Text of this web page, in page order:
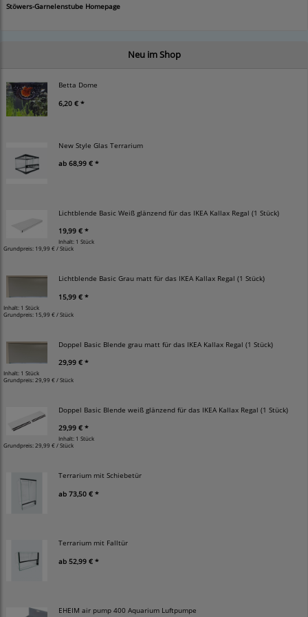
Stöwers-Garnelenstube Homepage
Neu im Shop
Betta Dome
6,20 € *
New Style Glas Terrarium
ab 68,99 € *
Lichtblende Basic Weiß glänzend für das IKEA Kallax Regal (1 Stück)
19,99 € *
Inhalt: 1 Stück
Grundpreis: 19,99 € / Stück
Lichtblende Basic Grau matt für das IKEA Kallax Regal (1 Stück)
15,99 € *
Inhalt: 1 Stück
Grundpreis: 15,99 € / Stück
Doppel Basic Blende grau matt für das IKEA Kallax Regal (1 Stück)
29,99 € *
Inhalt: 1 Stück
Grundpreis: 29,99 € / Stück
Doppel Basic Blende weiß glänzend für das IKEA Kallax Regal (1 Stück)
29,99 € *
Inhalt: 1 Stück
Grundpreis:29,99 € / Stück
Terrarium mit Schiebetür
ab 73,50 € *
Terrarium mit Falltür
ab 52,99 € *
EHEIM air pump 400 Aquarium Luftpumpe